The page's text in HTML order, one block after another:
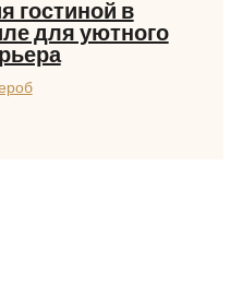
гостиной в
для уютного